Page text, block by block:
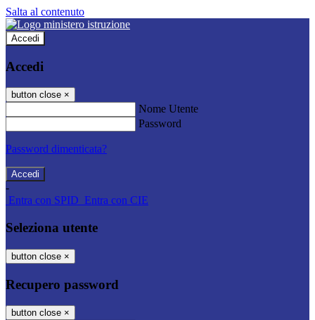
Salta al contenuto
Accedi
Accedi
button close ×
Nome Utente
Password
Password dimenticata?
-
Entra con SPID Entra con CIE
Seleziona utente
button close ×
Recupero password
button close ×